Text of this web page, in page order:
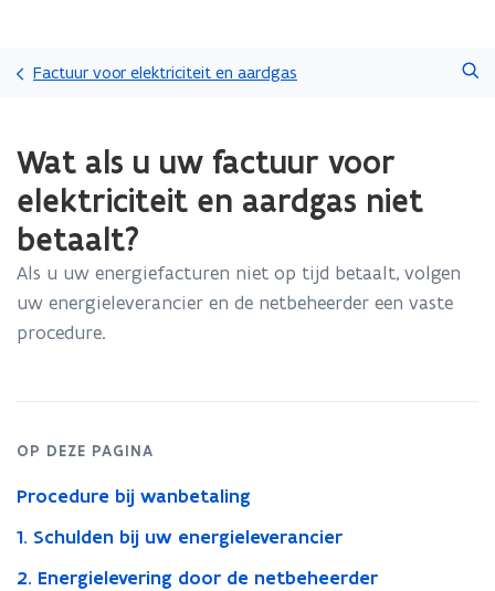
en
naar
gaan
Factuur voor elektriciteit en aardgas
met
laden.
bevindt
zich
op:
niet
Wat als u uw factuur voor
elektriciteit en aardgas niet
betaalt?
Als u uw energiefacturen niet op tijd betaalt, volgen
uw energieleverancier en de netbeheerder een vaste
procedure.
OP DEZE PAGINA
Procedure bij wanbetaling
1. Schulden bij uw energieleverancier
2. Energielevering door de netbeheerder